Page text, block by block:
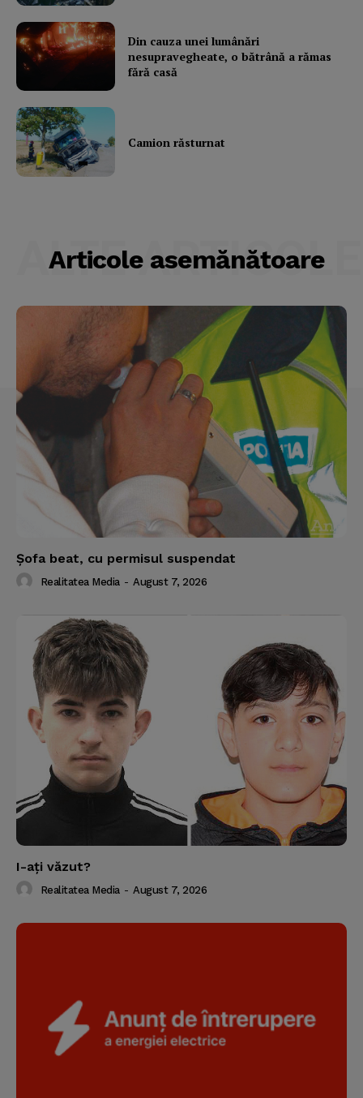
Din cauza unei lumânări
nesupravegheate, o bătrână a rămas
fără casă
Camion răsturnat
Articole asemănătoare
ALTE ARTICOLE
Şofa beat, cu permisul suspendat
Realitatea Media - August 7, 2026
I-aţi văzut?
Realitatea Media - August 7, 2026